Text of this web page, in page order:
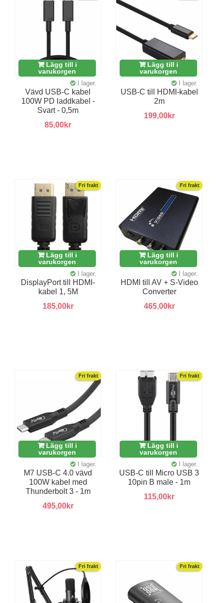
Lägg till i
varukorgen
I lager.
Vävd USB-C kabel
100W PD laddkabel -
Svart - 0,5m
85,00kr
Lägg till i
varukorgen
I lager.
USB-C till HDMI-kabel
2m
199,00kr
Fri frakt
Lägg till i
varukorgen
I lager.
DisplayPort till HDMI-
kabel 1, 5M
185,00kr
Fri frakt
Lägg till i
varukorgen
I lager.
HDMI till AV + S-Video
Converter
465,00kr
Fri frakt
Lägg till i
varukorgen
I lager.
M7 USB-C 4.0 vävd
100W kabel med
Thunderbolt 3 - 1m
495,00kr
Fri frakt
Lägg till i
varukorgen
I lager.
USB-C till Micro USB 3
10pin B male - 1m
115,00kr
Fri frakt Fri frakt